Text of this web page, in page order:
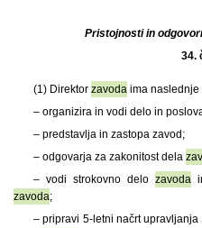
Pristojnosti in
34.
(1) Direktor zavodaima naslednje
– organizira in vodi delo in
– predstavlja in zastopa zavod;
– odgovarja za zakonitost dela
– vodi strokovno delozavoda
zavoda;
– pripravi 5-letni načrt